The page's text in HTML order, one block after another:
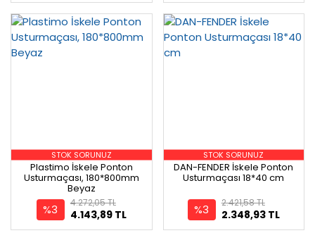
STOK SORUNUZ
Plastimo İskele Ponton
Usturmaçası, 180*800mm
Beyaz
%3 4.143,89 TL
4.272,05 TL
STOK SORUNUZ
DAN-FENDER İskele Ponton
Usturmaçası 18*40 cm
%3 2.348,93 TL
2.421,58 TL